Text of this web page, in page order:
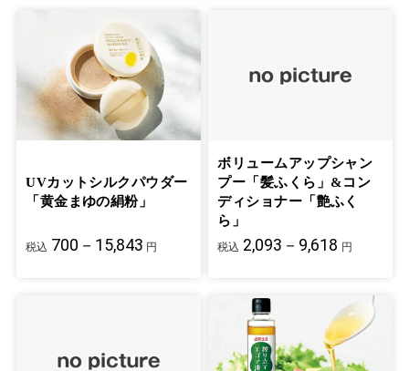
UVカットシルクパウダー
「黄金まゆの絹粉」
税込 700－15,843 円
ボリュームアップシャン
プー「髪ふくら」&コン
ディショナー「艶ふく
ら」
税込 2,093－9,618 円